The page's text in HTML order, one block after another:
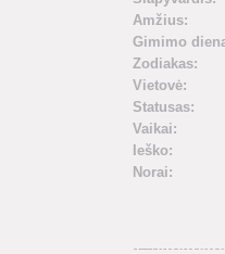
Amžius:
Gimimo
Zodiakas:
Vietovė:
Statusas:
Vaikai:
Ieško:
Norai: